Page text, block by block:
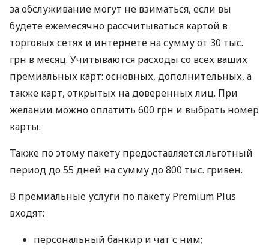
за обслуживание могут не взиматься, если вы
будете ежемесячно рассчитываться картой в
торговых сетях и интернете на сумму от 30 тыс.
грн в месяц. Учитываются расходы со всех ваших
премиальных карт: основных, дополнительных, а
также карт, открытых на доверенных лиц. При
желании можно оплатить 600 грн и выбрать номер
карты.
Также по этому пакету предоставляется льготный
период до 55 дней на сумму до 800 тыс. гривен.
В премиальные услуги по пакету Premium Plus
входят:
персональный банкир и чат с ним;